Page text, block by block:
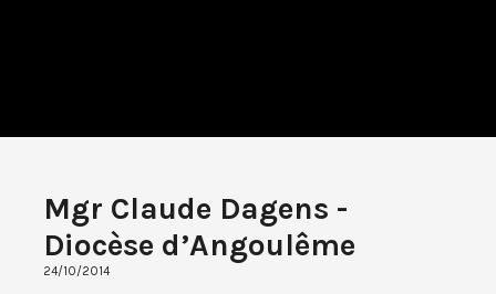
Mgr Claude Dagens -
Diocèse d’Angoulême
24/10/2014